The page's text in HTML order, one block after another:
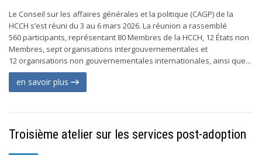
Le Conseil sur les affaires générales et la politique (CAGP) de la
HCCH s’est réuni du 3 au 6 mars 2026. La réunion a rassemblé
560 participants, représentant 80 Membres de la HCCH, 12 États non
Membres, sept organisations intergouvernementales et
12 organisations non gouvernementales internationales, ainsi que...
en savoir plus
Troisième atelier sur les services post-adoption